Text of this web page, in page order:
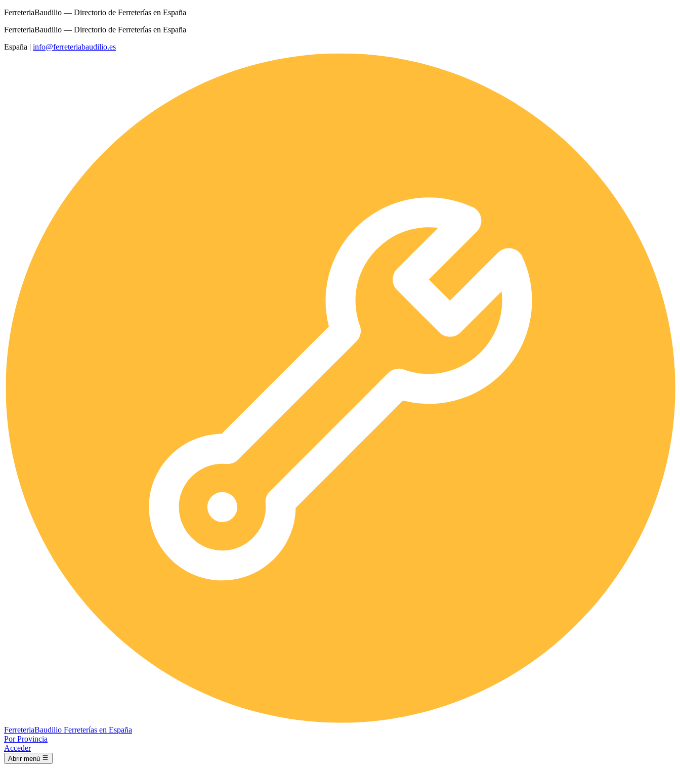
FerreteriaBaudilio — Directorio de Ferreterías en España
FerreteriaBaudilio — Directorio de Ferreterías en España
España | info@ferreteriabaudilio.es
FerreteriaBaudilio Ferreterías en España
Por Provincia
Acceder
Abrir menú